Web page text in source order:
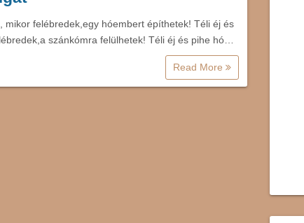
felébredek,egy hóembert építhetek! Téli éj és
szánkómra felülhetek! Téli éj és pihe hó…
Read More